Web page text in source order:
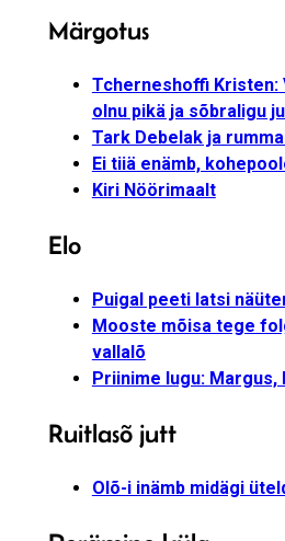
Märgotus
Tcherneshoffi Kristen:
olnu pikä ja sõbraligu
Tark Debelak ja
Ei tiiä enämb,
Kiri Nöörimaalt
Elo
Puigal peeti latsi
Mooste mõisa tege
vallalõ
Priinime lugu: Margus,
Ruitlasõ jutt
Olõ-i inämb midägi